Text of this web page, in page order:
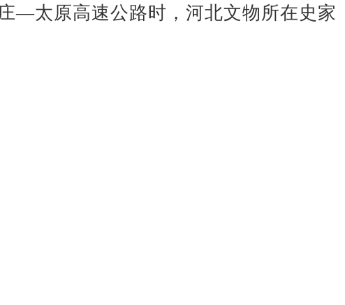
—太原高速公路时，河北文物所在史家